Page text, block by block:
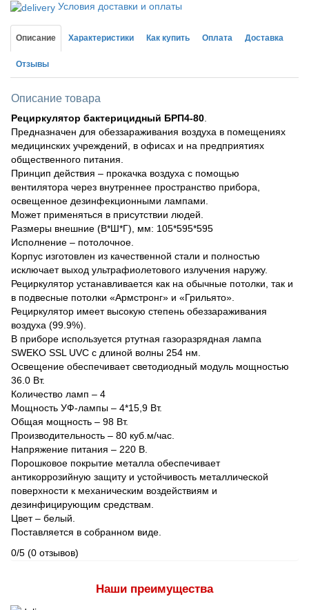
Условия доставки и оплаты
Описание Характеристики Как купить Оплата Доставка
Отзывы
Описание товара
Рециркулятор бактерицидный БРП4-80
Предназначен для обеззараживания воздуха в помещениях
медицинских учреждений, в офисах и на предприятиях
общественного питания.
Принцип действия – прокачка воздуха с помощью
вентилятора через внутреннее пространство прибора,
освещенное дезинфекционными лампами.
Может применяться в присутствии людей.
Размеры внешние (В*Ш*Г), мм: 105*595*595
Исполнение – потолочное.
Корпус изготовлен из качественной стали и полностью
исключает выход ультрафиолетового излучения наружу.
Рециркулятор устанавливается как на обычные потолки, так и
в подвесные потолки «Армстронг» и «Грильято».
Рециркулятор имеет высокую степень обеззараживания
воздуха (99.9%).
В приборе используется ртутная газоразрядная лампа
SWEKO SSL UVC с длиной волны 254 нм.
Освещение обеспечивает светодиодный модуль мощностью
36.0 Вт.
Количество ламп – 4
Мощность УФ-лампы – 4*15,9 Вт.
Общая мощность – 98 Вт.
Производительность – 80 куб.м/час.
Напряжение питания – 220 В.
Порошковое покрытие металла обеспечивает
антикоррозийную защиту и устойчивость металлической
поверхности к механическим воздействиям и
дезинфицирующим средствам.
Цвет – белый.
Поставляется в собранном виде.
0/5 (0 отзывов)
Наши преимущества